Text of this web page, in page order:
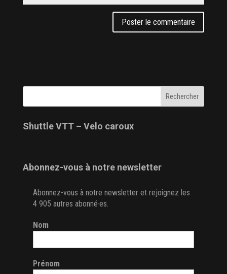
Shuttle VTT – Velo caroux
Abonnez-vous à notre newsletter
Abonnez-vous à notre newsletter et rejoignez les
4 905 autres abonné·es.
Nom
Prénom